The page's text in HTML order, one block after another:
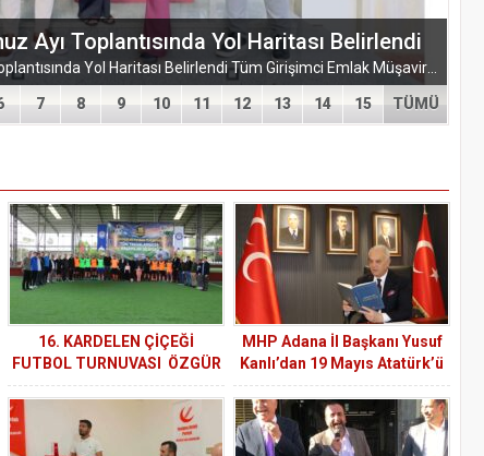
ŞUBESİ’NDEN KAHRAMANMARAŞ’A
ÇIKARMASI
EĞİTİM-BİR-SEN ADANA ŞUBESİ’NDEN KAHRAMANMARAŞ’A VEFA VE DAYANIŞMA ÇIKARMASI Eğitim-Bir-Sen Adana Şubesi, Kahramanmaraş’ta anlamlı temaslarda bulundu. Adana heyeti; sendikal dayanışmayı güçlendirmek...
7 8 9 10 11 12 13 14 15 TÜMÜ
16. KARDELEN ÇİÇEĞİ
FUTBOL TURNUVASI ÖZGÜR
GAZZE TEMASIYLA BAŞLADI
MHP Adana İl Başkanı Yusuf
Kanlı’dan 19 Mayıs Atatürk’ü
Anma, Gençlik ve Spor
Bayramı mesajı